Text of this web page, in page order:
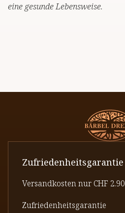
eine gesunde Lebensweise.
Zufriedenheitsgarantie
Versandkosten nur CHF 2.90
Zufriedenheitsgarantie